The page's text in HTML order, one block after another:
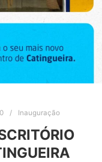
Inauguração